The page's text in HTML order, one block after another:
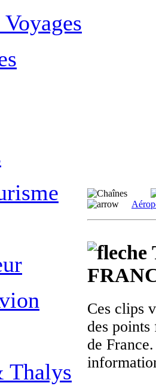
Ces clips
des
de